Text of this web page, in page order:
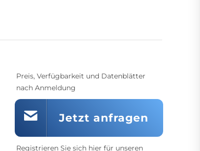
Preis, Verfügbarkeit und Datenblätter
nach Anmeldung
Jetzt anfragen
Registrieren Sie sich hier für unseren